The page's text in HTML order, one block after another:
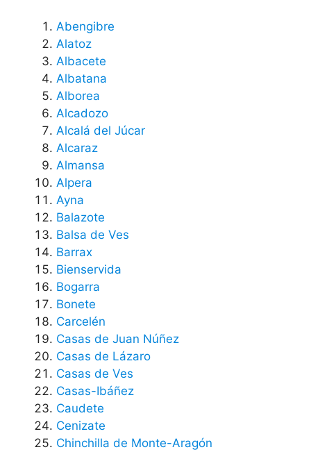
Abengibre
Alatoz
Albacete
Albatana
Alborea
Alcadozo
Alcalá del Júcar
Alcaraz
Almansa
Alpera
Ayna
Balazote
Balsa de Ves
Barrax
Bienservida
Bogarra
Bonete
Carcelén
Casas de Juan Núñez
Casas de Lázaro
Casas de Ves
Casas-Ibáñez
Caudete
Cenizate
Chinchilla de Monte-Aragón